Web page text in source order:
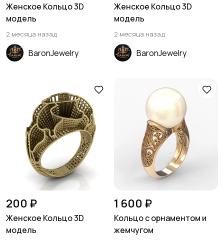
Женское Кольцо 3D
модель
2 месяца назад
BaronJewelry
Женское Кольцо 3D
модель
2 месяца назад
BaronJewelry
200 ₽
Женское Кольцо 3D
модель
1 600 ₽
Кольцо с орнаментом и
жемчугом